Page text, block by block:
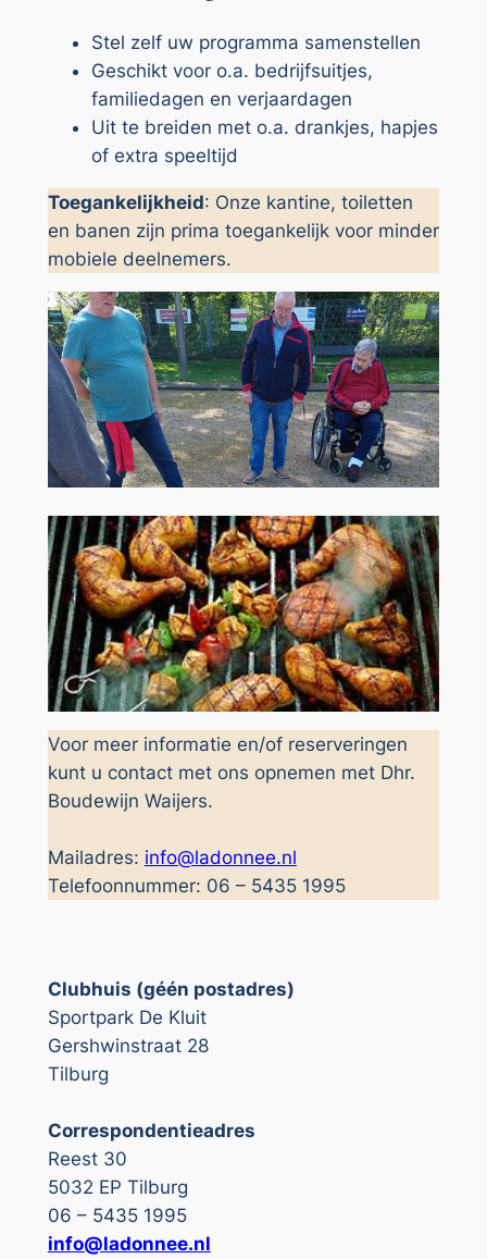
Stel zelf uw programma samenstellen
Geschikt voor o.a. bedrijfsuitjes,
familiedagen en verjaardagen
Uit te breiden met o.a. drankjes, hapjes
of extra speeltijd
Toegankelijkheid: Onze kantine, toiletten
en banen zijn prima toegankelijk voor minder
mobiele deelnemers.
Voor meer informatie en/of reserveringen
kunt u contact met ons opnemen met Dhr.
Boudewijn Waijers.
Mailadres: info@ladonnee.nl
Telefoonnummer: 06 – 5435 1995
Clubhuis (géén postadres)
Sportpark De Kluit
Gershwinstraat 28
Tilburg
Correspondentieadres
Reest 30
5032 EP Tilburg
06 – 5435 1995
info@ladonnee.nl